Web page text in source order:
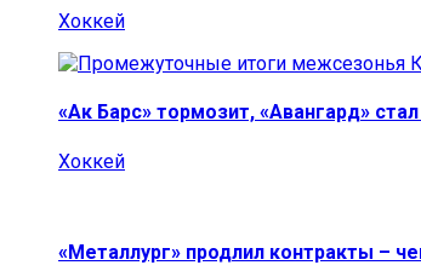
Хоккей
«Ак Барс» тормозит, «Авангард»
Хоккей
«Металлург» продлил контракты –